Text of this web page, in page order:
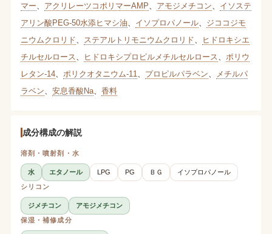
マー
アクリレーツコポリマーAMP アモジメチコン
イソステ
アリン酸PEG-50水添ヒマシ油
イソプロパノール、 ジココジモ
ニウムクロリド
ステアルトリモニウムクロリド
ヒドロキシエ
チルセルロース
ヒドロキシプロピルメチルセルロース
ポリウ
レタン-14、 ポリクオタニウム-11 プロピルパラベン
メチルパ
ラベン
安息香酸Na、 香料
成分構成の解説
溶剤・噴射剤・水
水 エタノール LPG PG ＢＧ
イソプロパノール
シリコン
ジメチコン
アモジメチコン
保湿・補修成分